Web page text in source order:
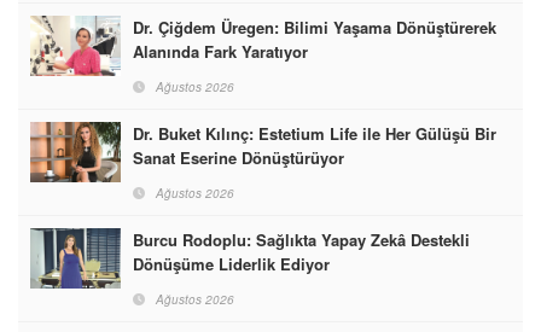
Dr. Çiğdem Üregen: Bilimi Yaşama Dönüştürerek
Alanında Fark Yaratıyor
Ağustos 2026
Dr. Buket Kılınç: Estetium Life ile Her Gülüşü Bir
Sanat Eserine Dönüştürüyor
Ağustos 2026
Burcu Rodoplu: Sağlıkta Yapay Zekâ Destekli
Dönüşüme Liderlik Ediyor
Ağustos 2026